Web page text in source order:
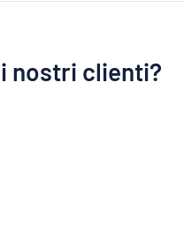
nostri clienti?